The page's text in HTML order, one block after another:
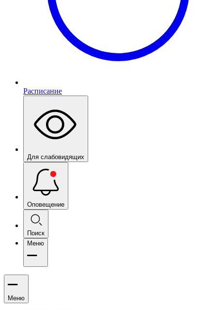
Расписание
Для слабовидящих
Оповещение
Поиск
Меню
Меню